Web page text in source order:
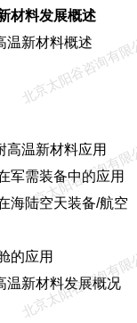
材料发展概述
新材料概述
温新材料应用
需装备中的应用
陆空天装备/航空
应用
新材料发展概况
北京太阳谷咨询有
北京太阳谷咨询有
北京太阳谷咨询有